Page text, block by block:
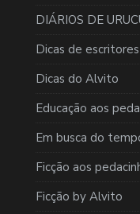
DIÁRIOS DE
Dicas de
Dicas do Alvito
Educação aos
Em busca do
Ficção aos
Ficção by Alvito